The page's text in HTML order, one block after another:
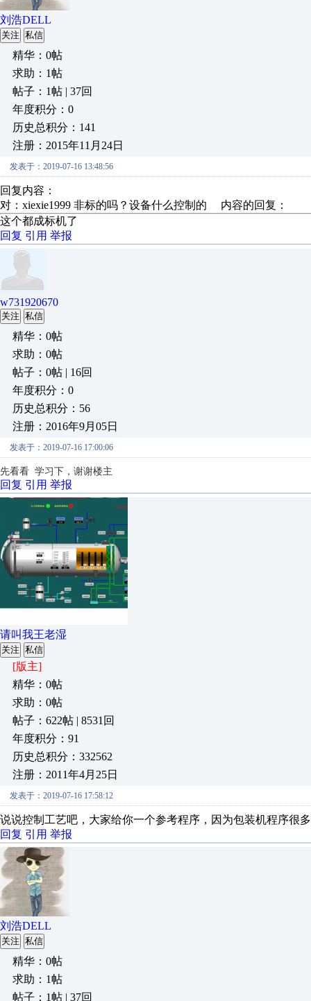
刘浩DELL
关注 私信
精华：0帖
求助：1帖
帖子：1帖 | 37回
年度积分：0
历史总积分：141
注册：2015年11月24日
发表于：2019-07-16 13:48:56
回复内容：
对：xiexie1999 非标的吗？设备什么控制的 内容的回复：
这个都成标机了
回复 引用 举报
w731920670
关注 私信
精华：0帖
求助：0帖
帖子：0帖 | 16回
年度积分：0
历史总积分：56
注册：2016年9月05日
发表于：2019-07-16 17:00:06
先看看 学习下，谢谢楼主
回复 引用 举报
请叫我王老湿
关注 私信
[版主]
精华：0帖
求助：0帖
帖子：622帖 | 8531回
年度积分：91
历史总积分：332562
注册：2011年4月25日
发表于：2019-07-16 17:58:12
说说控制工艺吧，大家给你一个参考程序，因为包装机程序很
回复 引用 举报
刘浩DELL
关注 私信
精华：0帖
求助：1帖
帖子：1帖 | 37回